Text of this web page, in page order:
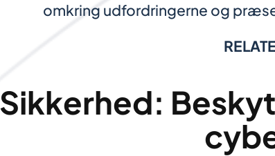
omkring udfordringerne og
Sikkerhed: